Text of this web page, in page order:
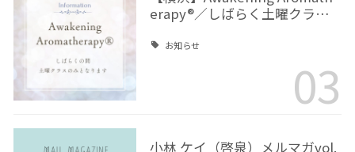
erapy®／しばらく土曜クラ…
お知らせ
03
小林 ケイ（啓泉）メルマガvol.